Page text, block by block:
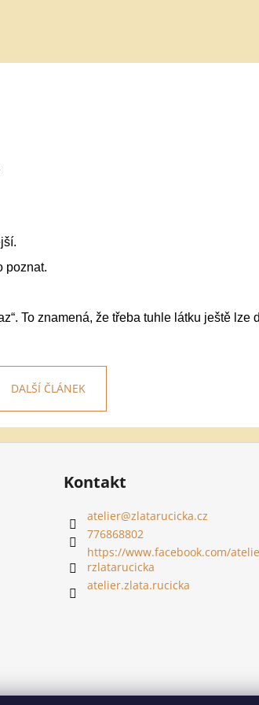
poznat.
To znamená, že třeba tuhle látku ještě
DALŠÍ ČLÁNEK
najít?
Kontakt
atelier@zlatarucicka.cz
776868802
https://www.facebook.com/atelie
rzlatarucicka
atelier.zlata.rucicka